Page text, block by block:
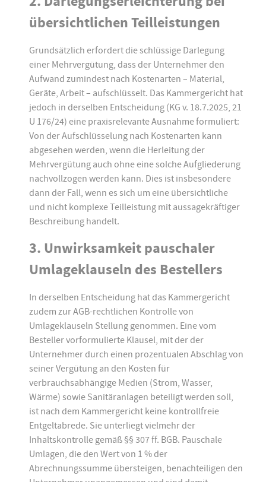
übersichtlichen Teilleistungen
Grundsätzlich erfordert die schlüssige Darlegung
einer Mehrvergütung, dass der Unternehmer den
Aufwand zumindest nach Kostenarten – Material,
Geräte, Arbeit – aufschlüsselt. Das Kammergericht hat
jedoch in derselben Entscheidung (KG v. 18.7.2025, 21
U 176/24) eine praxisrelevante Ausnahme formuliert:
Von der Aufschlüsselung nach Kostenarten kann
abgesehen werden, wenn die Herleitung der
Mehrvergütung auch ohne eine solche Aufgliederung
nachvollzogen werden kann. Dies ist insbesondere
dann der Fall, wenn es sich um eine übersichtliche
und nicht komplexe Teilleistung mit aussagekräftiger
Beschreibung handelt.
3. Unwirksamkeit pauschaler
Umlageklauseln des Bestellers
In derselben Entscheidung hat das Kammergericht
zudem zur AGB-rechtlichen Kontrolle von
Umlageklauseln Stellung genommen. Eine vom
Besteller vorformulierte Klausel, mit der der
Unternehmer durch einen prozentualen Abschlag von
seiner Vergütung an den Kosten für
verbrauchsabhängige Medien (Strom, Wasser,
Wärme) sowie Sanitäranlagen beteiligt werden soll,
ist nach dem Kammergericht keine kontrollfreie
Entgeltabrede. Sie unterliegt vielmehr der
Inhaltskontrolle gemäß §§ 307 ff. BGB. Pauschale
Umlagen, die den Wert von 1 % der
Abrechnungssumme übersteigen, benachteiligen den